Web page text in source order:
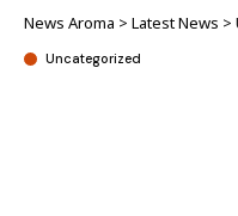
News Aroma > Latest News >
Uncategorized